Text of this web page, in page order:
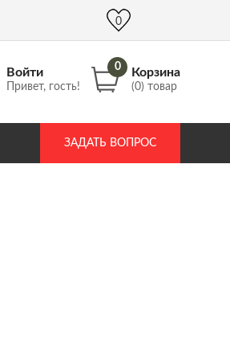
info@DrozdPcp.ru
Войти
Привет, гость!
0 Корзина
(0) товар
ЗАДАТЬ ВОПРОС
0